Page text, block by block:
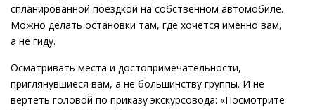
спланированной поездкой на собственном автомобиле.
Можно делать остановки там, где хочется именно вам,
а не гиду.
Осматривать места и достопримечательности,
приглянувшиеся вам, а не большинству группы. И не
вертеть головой по приказу экскурсовода: «Посмотрите